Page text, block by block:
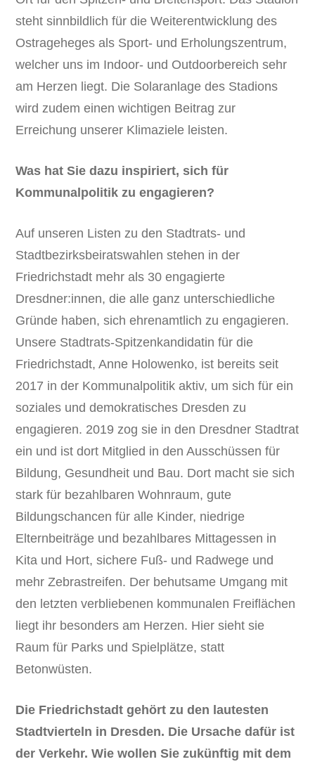
steht sinnbildlich für die Weiterentwicklung des
Ostrageheges als Sport- und Erholungszentrum,
welcher uns im Indoor- und Outdoorbereich sehr
am Herzen liegt. Die Solaranlage des Stadions
wird zudem einen wichtigen Beitrag zur
Erreichung unserer Klimaziele leisten.
Was hat Sie dazu inspiriert, sich für
Kommunalpolitik zu engagieren?
Auf unseren Listen zu den Stadtrats- und
Stadtbezirksbeiratswahlen stehen in der
Friedrichstadt mehr als 30 engagierte
Dresdner:innen, die alle ganz unterschiedliche
Gründe haben, sich ehrenamtlich zu engagieren.
Unsere Stadtrats-Spitzenkandidatin für die
Friedrichstadt, Anne Holowenko, ist bereits seit
2017 in der Kommunalpolitik aktiv, um sich für ein
soziales und demokratisches Dresden zu
engagieren. 2019 zog sie in den Dresdner Stadtrat
ein und ist dort Mitglied in den Ausschüssen für
Bildung, Gesundheit und Bau. Dort macht sie sich
stark für bezahlbaren Wohnraum, gute
Bildungschancen für alle Kinder, niedrige
Elternbeiträge und bezahlbares Mittagessen in
Kita und Hort, sichere Fuß- und Radwege und
mehr Zebrastreifen. Der behutsame Umgang mit
den letzten verbliebenen kommunalen Freiflächen
liegt ihr besonders am Herzen. Hier sieht sie
Raum für Parks und Spielplätze, statt
Betonwüsten.
Die Friedrichstadt gehört zu den lautesten
Stadtvierteln in Dresden. Die Ursache dafür ist
der Verkehr. Wie wollen Sie zukünftig mit dem